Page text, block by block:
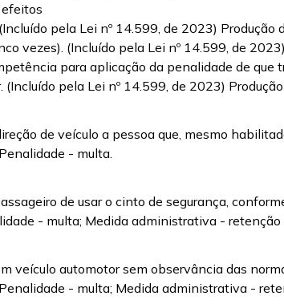
pela Lei nº 14.599, de 2023) Produção
vezes). (Incluído pela Lei nº 14.599, de
para aplicação da penalidade de
pela Lei nº 14.599, de 2023)
de veículo a pessoa que, mesmo
- multa.
de usar o cinto de segurança,
- multa; Medida administrativa -
veículo automotor sem observância das
- multa; Medida administrativa -